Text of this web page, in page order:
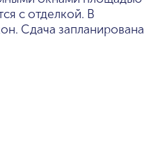
с отделкой. В
Сдача запланирована